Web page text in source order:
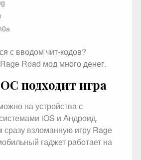
с вводом чит-кодов?
Road мод много денег.
подходит игра
на устройства с
iOS и Андроид.
сразу взломанную игру Rage
гаджет работает на